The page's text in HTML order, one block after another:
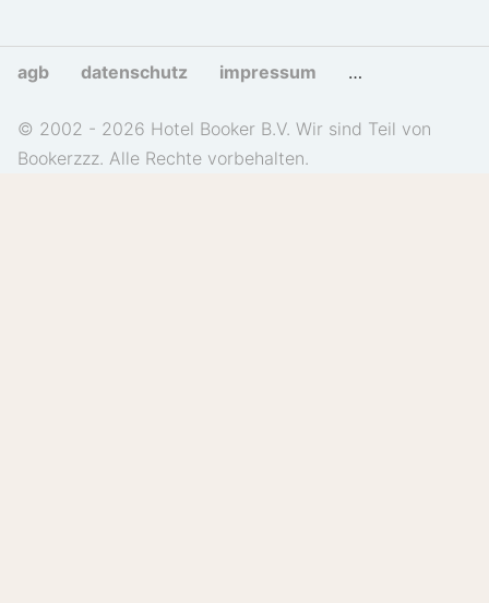
agb datenschutz impressum cookies und
© 2002 - 2026 Hotel Booker B.V. Wir sind Teil von
Bookerzzz. Alle Rechte vorbehalten.